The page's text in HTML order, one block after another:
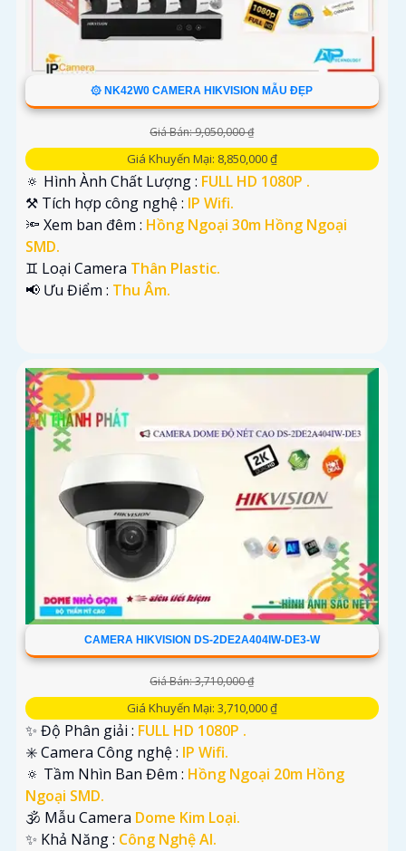
۞ NK42W0 CAMERA HIKVISION MẪU ĐẸP
Giá Bán: 9,050,000 ₫
Giá Khuyến Mại: 8,850,000 ₫
🔅 Hình Ành Chất Lượng : FULL HD 1080P .
⚒ Tích hợp công nghệ : IP Wifi.
🔦 Xem ban đêm : Hồng Ngoại 30m Hồng Ngoại
SMD.
♊ Loại Camera Thân Plastic.
️📢 Ưu Điểm : Thu Âm.
CAMERA HIKVISION DS-2DE2A404IW-DE3-W
Giá Bán: 3,710,000 ₫
Giá Khuyến Mại: 3,710,000 ₫
✨ Độ Phân giải : FULL HD 1080P .
✳️ Camera Công nghệ : IP Wifi.
🔅 Tầm Nhìn Ban Đêm : Hồng Ngoại 20m Hồng
Ngoại SMD.
🕉️ Mẫu Camera Dome Kim Loại.
️✨ Khả Năng : Công Nghệ AI.